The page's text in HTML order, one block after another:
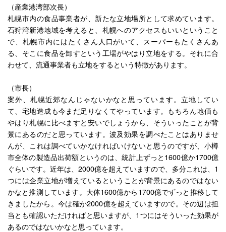
（産業港湾部次長）
札幌市内の食品事業者が、新たな立地場所として求めています。
石狩湾新港地域を考えると、札幌へのアクセスもいいということ
で、札幌市内にはたくさん人口がいて、スーパーもたくさんあ
る、そこに食品を卸すという工場がやはり立地をする。それに合
わせて、流通事業者も立地をするという特徴があります。
（市長）
案外、札幌近郊なんじゃないかなと思っています。立地してい
て、宅地造成も今まだ足りなくてやっています。もちろん地価も
やはり札幌に比べますと安いでしょうから、そういったことが背
景にあるのだと思っています。波及効果を調べたことはありませ
んが、これは調べていかなければいけないと思うのですが、小樽
市全体の製造品出荷額というのは、統計上ずっと1600億か1700億
ぐらいです。近年は、2000億を超えていますので、多分これは、1
つには企業立地が増えているということが背景にあるのではない
かなと推測しています。大体1600億から1700億でずっと推移して
きましたから。今は確か2000億を超えていますので。その辺は担
当とも確認いただければと思いますが、1つにはそういった効果が
あるのではないかなと思っています。